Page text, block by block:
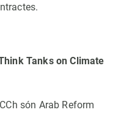
Tanks on Climate
són Arab Reform